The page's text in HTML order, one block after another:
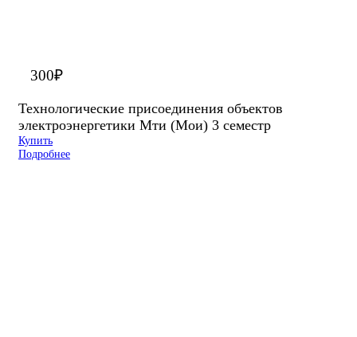
300₽
Технологические присоединения объектов
электроэнергетики Мти (Мои) 3 семестр
Купить
Подробнее